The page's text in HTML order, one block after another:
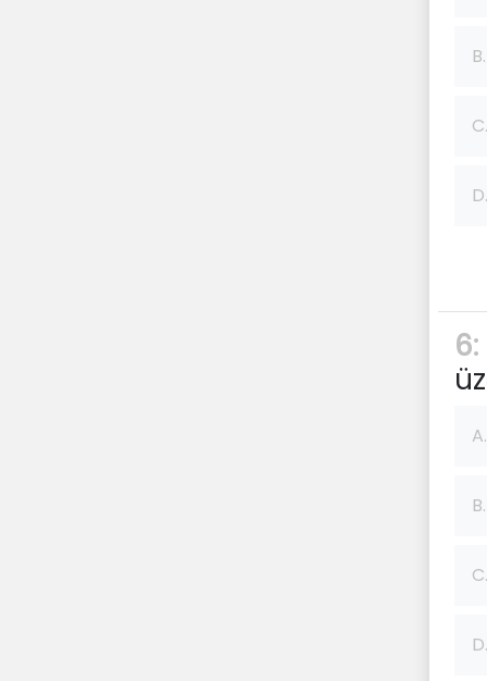
B.
C.
D.
6:
A.
B.
C.
D.